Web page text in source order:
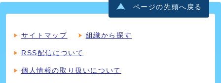
ページの先頭へ戻る
サイトマップ 組織から探す
RSS配信について
個人情報の取り扱いについて